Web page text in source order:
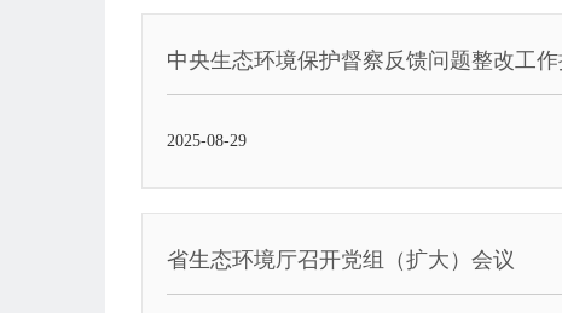
中央生态环境保护督察反馈问题整改工
2025-08-29
省生态环境厅召开党组（扩大）会议